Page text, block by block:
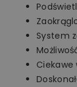
System